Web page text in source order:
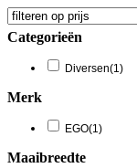
Categorieën
Diversen(1)
Merk
EGO(1)
Maaibreedte